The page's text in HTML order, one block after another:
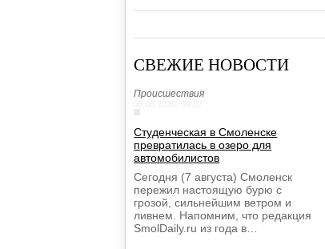
СВЕЖИЕ НОВОСТИ
Происшествия
Студенческая в Смоленске
превратилась в озеро для
автомобилистов
Сегодня (7 августа) Смоленск
пережил настоящую бурю с
грозой, сильнейшим ветром и
ливнем. Напомним, что редакция
SmolDaily.ru из года в…